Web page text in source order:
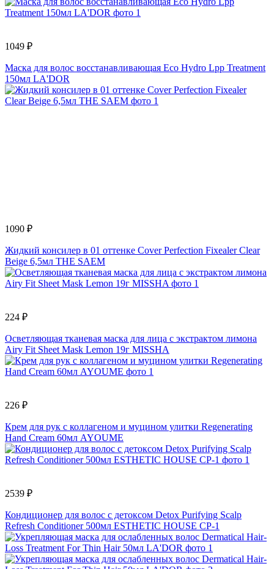
1049 ₽
Маска для волос восстанавливающая Eco Hydro Lpp Treatment
150мл LA'DOR
1090 ₽
Жидкий консилер в 01 оттенке Cover Perfection Fixealer Clear
Beige 6,5мл THE SAEM
224 ₽
Осветляющая тканевая маска для лица с экстрактом лимона
Airy Fit Sheet Mask Lemon 19г MISSHA
226 ₽
Крем для рук с коллагеном и муцином улитки Regenerating
Hand Cream 60мл AYOUME
2539 ₽
Кондиционер для волос с детоксом Detox Purifying Scalp
Refresh Conditioner 500мл ESTHETIC HOUSE CP-1